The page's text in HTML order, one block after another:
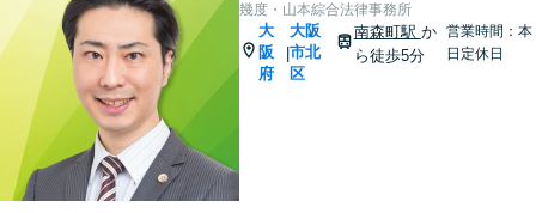
幾度・山本綜合法律事務所
大
阪
府
|
大阪
市北
区
南森町駅 か
ら徒歩5分
営業時間：本
日定休日